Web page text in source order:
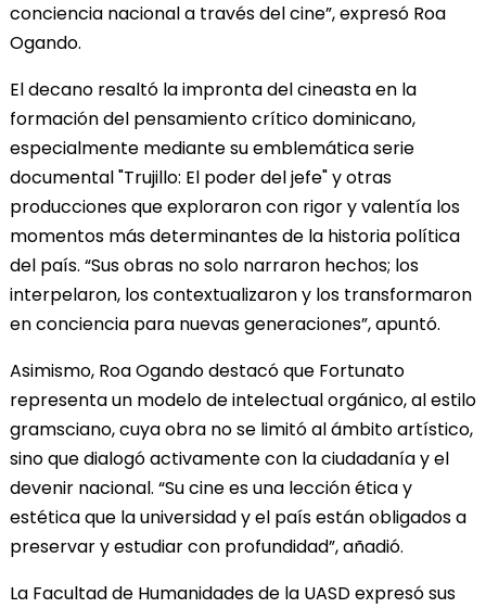
conciencia nacional a través del cine”, expresó Roa
Ogando.
El decano resaltó la impronta del cineasta en la
formación del pensamiento crítico dominicano,
especialmente mediante su emblemática serie
documental "Trujillo: El poder del jefe" y otras
producciones que exploraron con rigor y valentía los
momentos más determinantes de la historia política
del país. “Sus obras no solo narraron hechos; los
interpelaron, los contextualizaron y los transformaron
en conciencia para nuevas generaciones”, apuntó.
Asimismo, Roa Ogando destacó que Fortunato
representa un modelo de intelectual orgánico, al estilo
gramsciano, cuya obra no se limitó al ámbito artístico,
sino que dialogó activamente con la ciudadanía y el
devenir nacional. “Su cine es una lección ética y
estética que la universidad y el país están obligados a
preservar y estudiar con profundidad”, añadió.
La Facultad de Humanidades de la UASD expresó sus